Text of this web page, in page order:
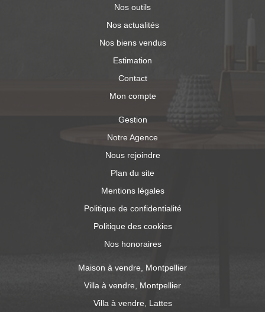
Nos outils
Nos actualités
Nos biens vendus
Estimation
Contact
Mon compte
Gestion
Notre Agence
Nous rejoindre
Plan du site
Mentions légales
Politique de confidentialité
Politique des cookies
Nos honoraires
Maison à vendre, Montpellier
Villa à vendre, Montpellier
Villa à vendre, Lattes